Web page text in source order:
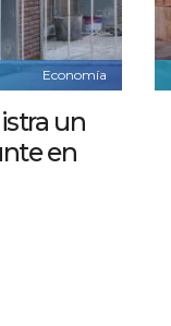
Economía
un
en